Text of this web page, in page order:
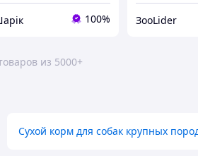
100% ЗооLider
из 5000+
Сухой корм для собак крупных